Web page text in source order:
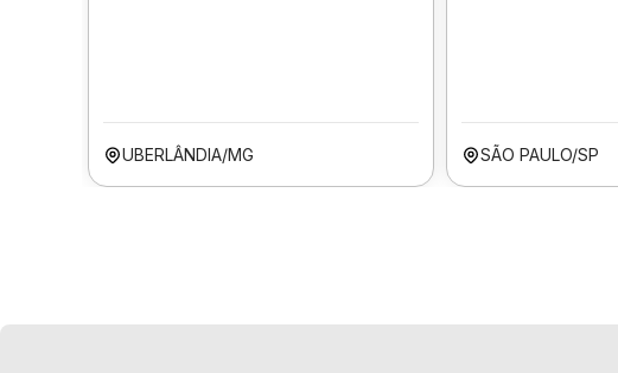
UBERLÂNDIA/MG SÃO PAULO/SP